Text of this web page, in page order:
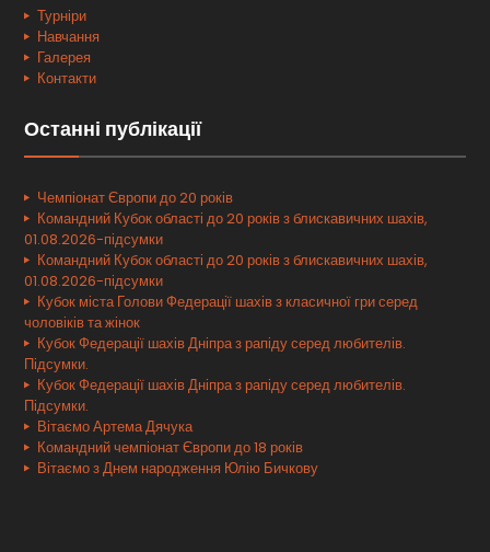
Турніри
Навчання
Галерея
Контакти
Останні публікації
Чемпіонат Європи до 20 років
Командний Кубок області до 20 років з блискавичних шахів,
01.08.2026-підсумки
Командний Кубок області до 20 років з блискавичних шахів,
01.08.2026-підсумки
Кубок міста Голови Федерації шахів з класичної гри серед
чоловіків та жінок
Кубок Федерації шахів Дніпра з рапіду серед любителів.
Підсумки.
Кубок Федерації шахів Дніпра з рапіду серед любителів.
Підсумки.
Вітаємо Артема Дячука
Командний чемпіонат Європи до 18 років
Вітаємо з Днем народження Юлію Бичкову